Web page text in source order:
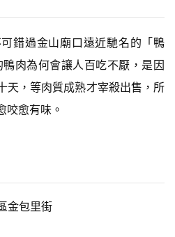
錯過金山廟口遠近馳名的「鴨
肉為何會讓人百吃不厭，是因
天，等肉質成熟才宰殺出售，所
咬愈有味。
金包里街